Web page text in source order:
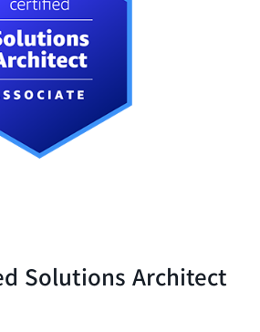
Solutions Architect